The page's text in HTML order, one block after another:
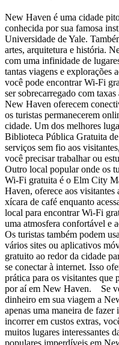
New Haven é uma cidade
conhecida por sua famosa
Universidade de Yale.
artes, arquitetura e história.
com uma infinidade de
tantas viagens e explorações
você pode encontrar Wi-Fi
ser sobrecarregado com
New Haven oferecem
os turistas permanecerem
cidade. Um dos melhores
Biblioteca Pública Gratuita
serviços sem fio aos
você precisar trabalhar ou
Outro local popular onde os
Wi-Fi gratuita é o Elm City
Haven, oferece aos visitantes
xícara de café enquanto
local para encontrar Wi-Fi
uma atmosfera confortável e
Os turistas também podem
vários sites ou aplicativos
gratuito ao redor da cidade
se conectar à internet. Isso
prática para os visitantes que
por aí em New Haven. Se
dinheiro em sua viagem a
apenas uma maneira de
incorrer em custos extras,
muitos lugares interessantes